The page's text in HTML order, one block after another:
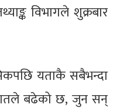
विभागले शुक्रबार
यताकै सबैभन्दा
बढेको छ, जुन सन्